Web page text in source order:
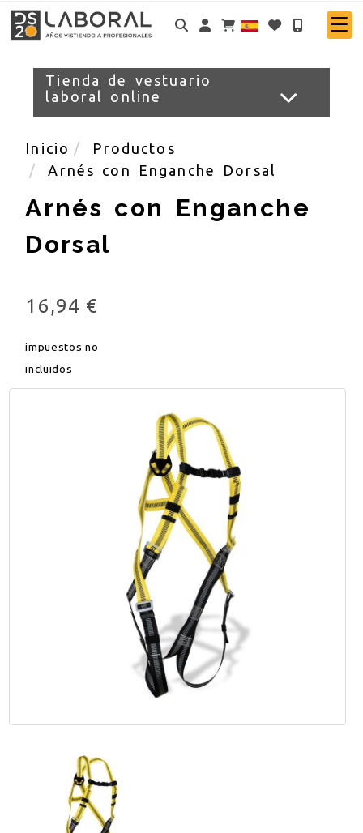
Identifícate
Tienda de vestuario
laboral online
Inicio
Productos
Arnés con Enganche Dorsal
Arnés con Enganche
Dorsal
16,94 €
impuestos no
incluidos